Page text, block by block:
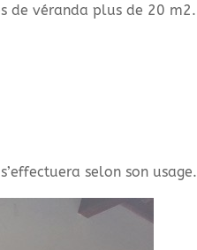
de véranda plus de 20 m2.
selon son usage.